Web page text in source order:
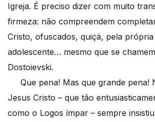
Igreja. É preciso dizer com muito
firmeza: não compreendem
Cristo, ofuscados, quiçá, pela própria
adolescente… mesmo que se
Dostoievski.
Que pena! Mas que grande pena!
Jesus Cristo – que tão
como o Logos ímpar – sempre